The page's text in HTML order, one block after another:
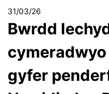
31/03/26
Bwrdd
gyfer